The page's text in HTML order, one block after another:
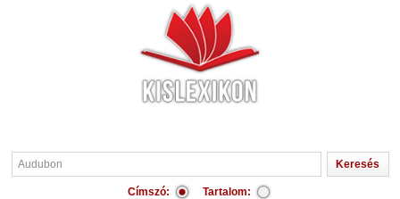
Címszó: Tartalom: